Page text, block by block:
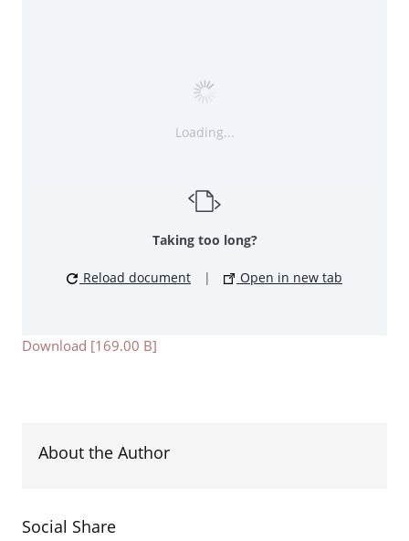
Loading...
Taking too long?
Reload document | Open in new tab
Download [169.00 B]
About the Author
Social Share